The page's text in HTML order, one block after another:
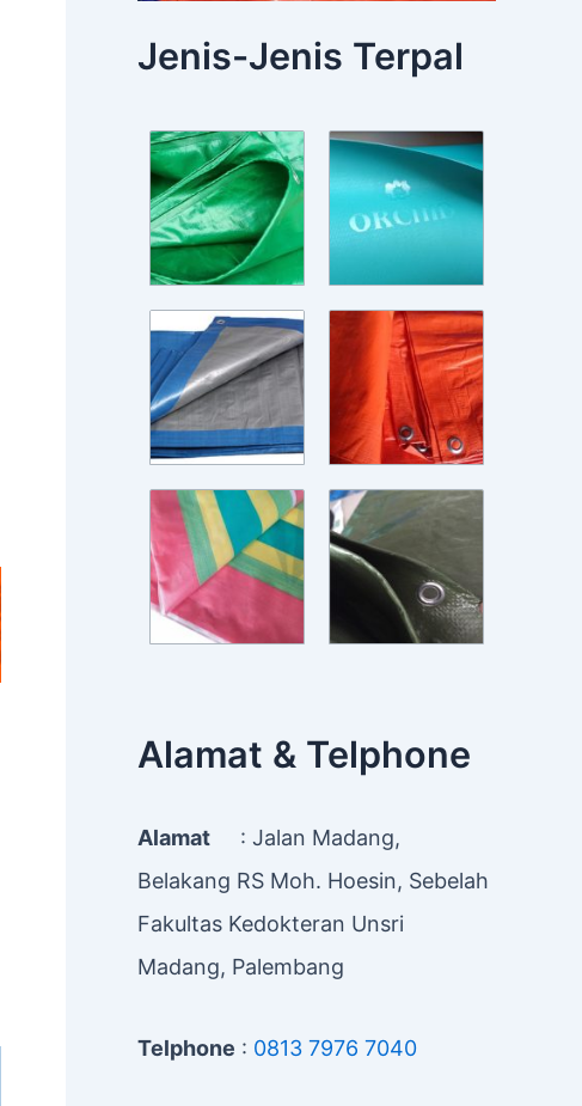
Jenis-Jenis Terpal
Alamat & Telphone
Alamat : Jalan Madang,
Belakang RS Moh. Hoesin, Sebelah
Fakultas Kedokteran Unsri
Madang, Palembang
Telphone : 0813 7976 7040